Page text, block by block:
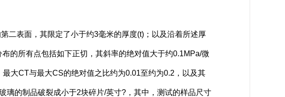
表面，其限定了小于约3毫米的厚度(t)；以及沿着所述厚
的所有点包括如下正切，其斜率的绝对值大于约0.1MPa/微
大CT与最大CS的绝对值之比约为0.01至约为0.2，以及其
璃的制品破裂成小于2块碎片/英寸?，其中，测试的样品尺寸